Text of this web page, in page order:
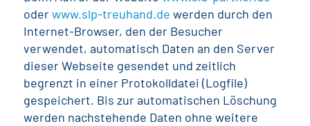
oderwww.slp-treuhand.de werden durch den
Internet-Browser, den der Besucher
verwendet, automatisch Daten an den Server
dieser Webseite gesendet und zeitlich
begrenzt in einer Protokolldatei (Logfile)
gespeichert. Bis zur automatischen Löschung
werden nachstehende Daten ohne weitere